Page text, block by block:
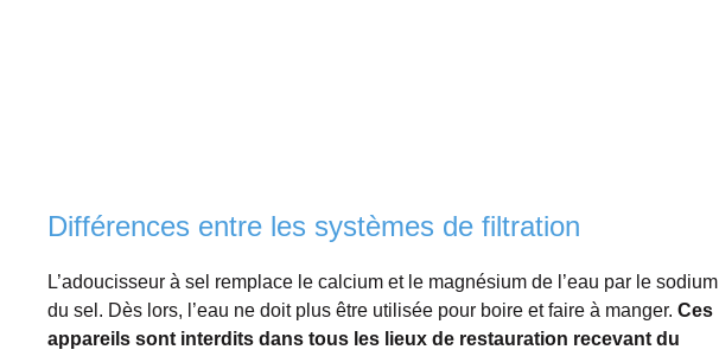
Différences entre les systèmes de filtration
L’adoucisseur à sel remplace le calcium et le magnésium de l’eau par le sodium
du sel. Dès lors, l’eau ne doit plus être utilisée pour boire et faire à manger. Ces
appareils sont interdits dans tous les lieux de restauration recevant du